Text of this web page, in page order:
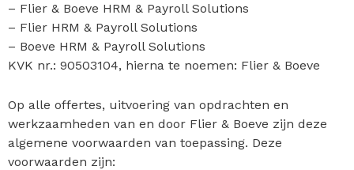
– Flier & Boeve HRM & Payroll Solutions
– Flier HRM & Payroll Solutions
– Boeve HRM & Payroll Solutions
KVK nr.: 90503104, hierna te noemen: Flier & Boeve
Op alle offertes, uitvoering van opdrachten en
werkzaamheden van en door Flier & Boeve zijn deze
algemene voorwaarden van toepassing. Deze
voorwaarden zijn: